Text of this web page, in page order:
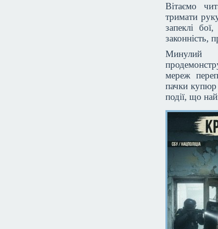
Вітаємо
тримати
запеклі
законність,
Минулий
мереж
пачки купюр
події, що